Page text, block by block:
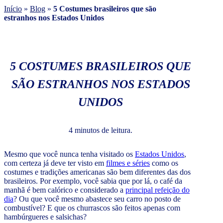
Início » Blog » 5 Costumes brasileiros que são
estranhos nos Estados Unidos
5 COSTUMES BRASILEIROS QUE
SÃO ESTRANHOS NOS ESTADOS
UNIDOS
4 minutos de leitura.
Mesmo que você nunca tenha visitado os Estados Unidos,
com certeza já deve ter visto em filmes e séries como os
costumes e tradições americanas são bem diferentes das dos
brasileiros. Por exemplo, você sabia que por lá, o café da
manhã é bem calórico e considerado a principal refeição do
dia? Ou que você mesmo abastece seu carro no posto de
combustível? E que os churrascos são feitos apenas com
hambúrgueres e salsichas?